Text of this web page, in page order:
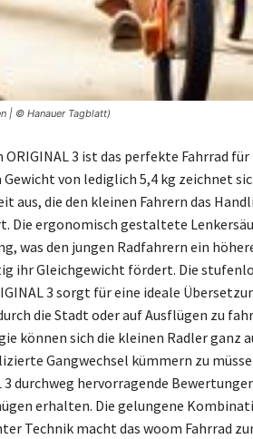
| © Hanauer Tagblatt)
ORIGINAL 3 ist das perfekte Fahrrad
von lediglich 5,4 kg zeichnet
aus, die den kleinen Fahrern das
Die ergonomisch gestaltete
was den jungen Radfahrern ein
ihr Gleichgewicht fördert. Die
3 sorgt für eine ideale
die Stadt oder auf Ausflügen zu
können sich die kleinen Radler ganz
Gangwechsel kümmern zu
3 durchweg hervorragende
erhalten. Die gelungene
Technik macht das woom Fahrrad